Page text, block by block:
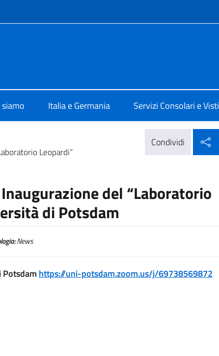
siamo Italia e Germania Servizi Consolari e Visti
Leopardi”
Condividi
del “Laboratorio
di Potsdam
News
Potsdam https://uni-potsdam.zoom.us/j/69738569872